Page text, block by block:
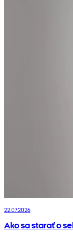
22.07.2026
Ako sa starať o